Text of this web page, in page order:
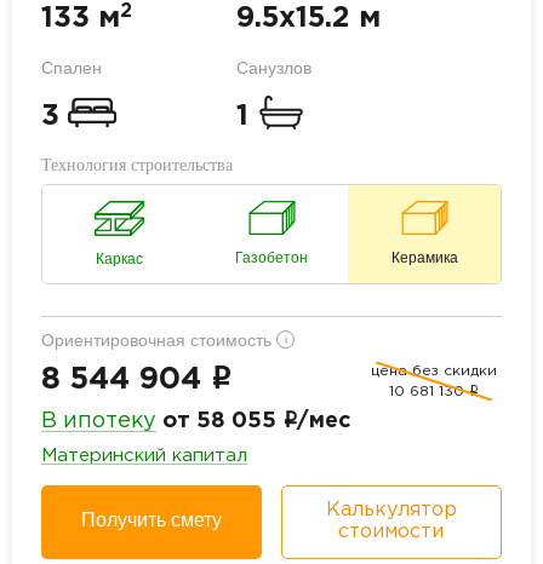
133 м2 9.5x15.2 м
Спален
3
Санузлов
1
Технология строительства
Каркас Газобетон Керамика
Ориентировочная стоимость i
8 544 904 i
цена без скидки
10 681 130 i
В ипотеку от 58 055 i/мес
Материнский капитал
Получить смету
Калькулятор
стоимости